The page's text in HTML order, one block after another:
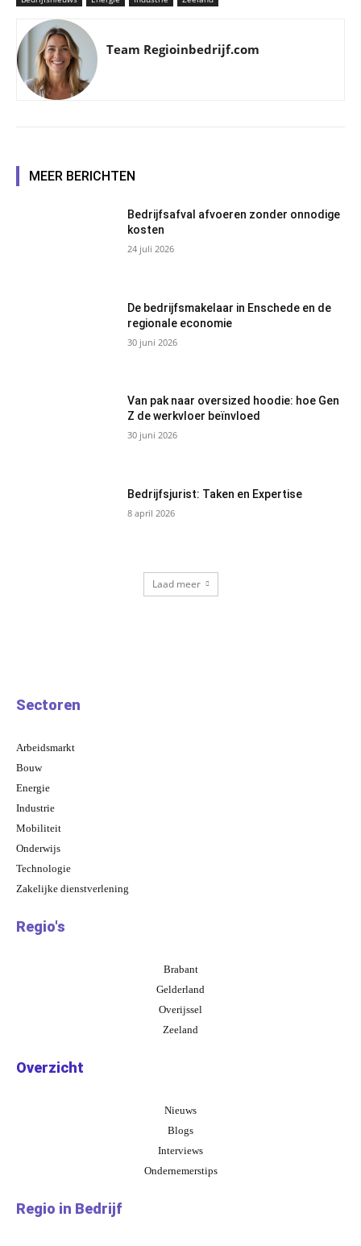
Team Regioinbedrijf.com
MEER BERICHTEN
Bedrijfsafval afvoeren zonder onnodige
kosten
24 juli 2026
De bedrijfsmakelaar in Enschede en de
regionale economie
30 juni 2026
Van pak naar oversized hoodie: hoe Gen
Z de werkvloer beïnvloed
30 juni 2026
Bedrijfsjurist: Taken en Expertise
8 april 2026
Laad meer
Sectoren
Arbeidsmarkt
Bouw
Energie
Industrie
Mobiliteit
Onderwijs
Technologie
Zakelijke dienstverlening
Regio's
Brabant
Gelderland
Overijssel
Zeeland
Overzicht
Nieuws
Blogs
Interviews
Ondernemerstips
Regio in Bedrijf